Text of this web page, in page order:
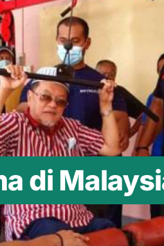
di